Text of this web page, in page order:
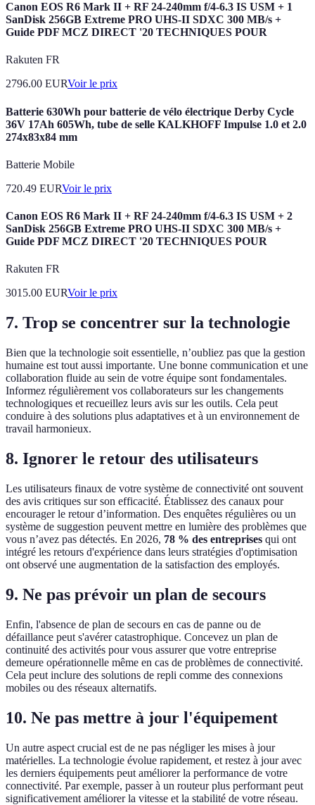
Canon EOS R6 Mark II + RF 24-240mm f/4-6.3 IS USM + 1
SanDisk 256GB Extreme PRO UHS-II SDXC 300 MB/s +
Guide PDF MCZ DIRECT '20 TECHNIQUES POUR
Rakuten FR
2796.00 EURVoir le prix
Batterie 630Wh pour batterie de vélo électrique Derby Cycle
36V 17Ah 605Wh, tube de selle KALKHOFF Impulse 1.0 et 2.0
274x83x84 mm
Batterie Mobile
720.49 EURVoir le prix
Canon EOS R6 Mark II + RF 24-240mm f/4-6.3 IS USM + 2
SanDisk 256GB Extreme PRO UHS-II SDXC 300 MB/s +
Guide PDF MCZ DIRECT '20 TECHNIQUES POUR
Rakuten FR
3015.00 EURVoir le prix
7. Trop se concentrer sur la technologie
Bien que la technologie soit essentielle, n’oubliez pas que la gestion
humaine est tout aussi importante. Une bonne communication et une
collaboration fluide au sein de votre équipe sont fondamentales.
Informez régulièrement vos collaborateurs sur les changements
technologiques et recueillez leurs avis sur les outils. Cela peut
conduire à des solutions plus adaptatives et à un environnement de
travail harmonieux.
8. Ignorer le retour des utilisateurs
Les utilisateurs finaux de votre système de connectivité ont souvent
des avis critiques sur son efficacité. Établissez des canaux pour
encourager le retour d’information. Des enquêtes régulières ou un
système de suggestion peuvent mettre en lumière des problèmes que
vous n’avez pas détectés. En 2026, 78 % des entreprises qui ont
intégré les retours d'expérience dans leurs stratégies d'optimisation
ont observé une augmentation de la satisfaction des employés.
9. Ne pas prévoir un plan de secours
Enfin, l'absence de plan de secours en cas de panne ou de
défaillance peut s'avérer catastrophique. Concevez un plan de
continuité des activités pour vous assurer que votre entreprise
demeure opérationnelle même en cas de problèmes de connectivité.
Cela peut inclure des solutions de repli comme des connexions
mobiles ou des réseaux alternatifs.
10. Ne pas mettre à jour l'équipement
Un autre aspect crucial est de ne pas négliger les mises à jour
matérielles. La technologie évolue rapidement, et restez à jour avec
les derniers équipements peut améliorer la performance de votre
connectivité. Par exemple, passer à un routeur plus performant peut
significativement améliorer la vitesse et la stabilité de votre réseau.